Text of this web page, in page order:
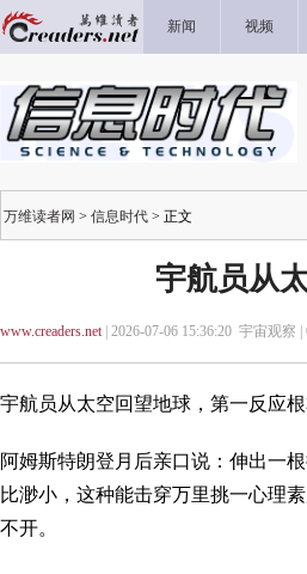
新闻 视频
万维读者网 > 信息时代 > 正文
宇航员从
www.creaders.net| 2026-07-06 15:36:20 宇宙观察 |
宇航员从太空回望地球，第一反应
阿姆斯特朗登月后亲口说：伸出一
比渺小，这种能击穿万里挑一心理
不开。